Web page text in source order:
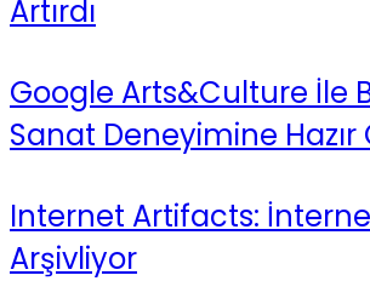
Artırdı
Google Arts&Culture İle
Sanat Deneyimine Hazır
Internet Artifacts:
Arşivliyor